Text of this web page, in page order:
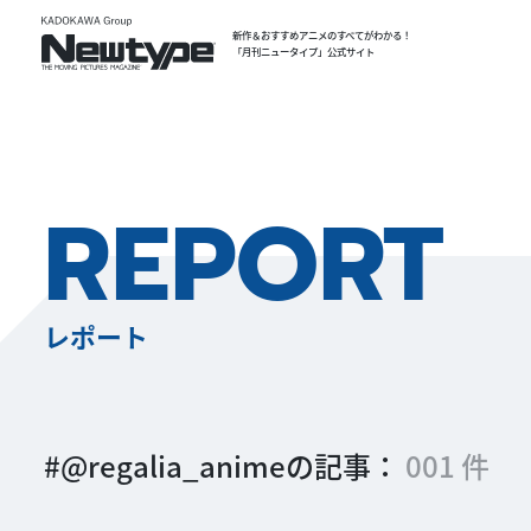
新作＆おすすめアニメのすべてがわかる！
「月刊ニュータイプ」公式サイト
REPORT
レポート
#@regalia_animeの記事： 001 件